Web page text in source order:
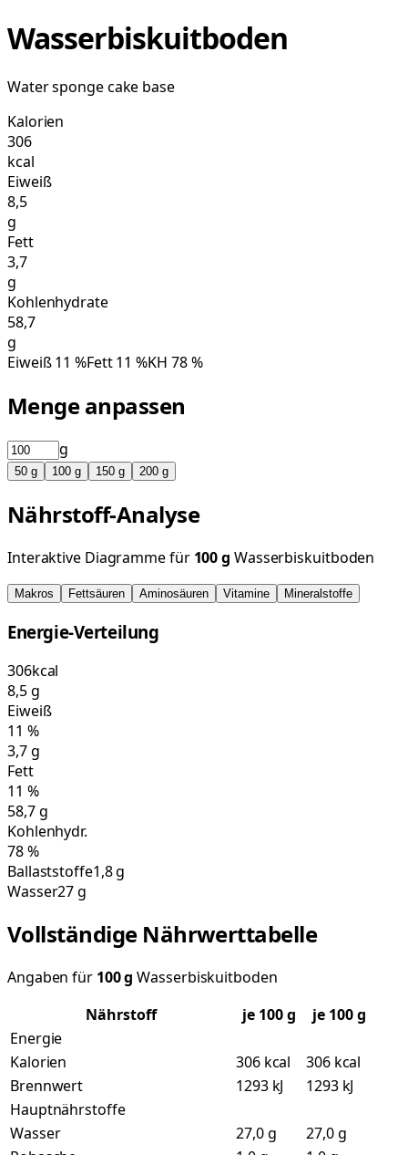
Wasserbiskuitboden
Water sponge cake base
Kalorien
306
kcal
Eiweiß
8,5
g
Fett
3,7
g
Kohlenhydrate
58,7
g
Eiweiß11 %Fett11 %KH 78%
Menge anpassen
g
50 g 100 g 150 g 200 g
Nährstoff-Analyse
Interaktive Diagramme für 100g Wasserbiskuitboden
Makros Fettsäuren Aminosäuren Vitamine Mineralstoffe
Energie-Verteilung
306kcal
8,5g
Eiweiß
11 %
3,7g
Fett
11 %
58,7g
Kohlenhydr.
78%
Ballaststoffe1,8 g
Wasser27 g
Vollständige Nährwerttabelle
Angaben für 100g Wasserbiskuitboden
Nährstoff
je 100g
je 100 g
Energie
Kalorien
306 kcal
306 kcal
Brennwert
1293 kJ
1293 kJ
Hauptnährstoffe
Wasser
27,0 g
27,0 g